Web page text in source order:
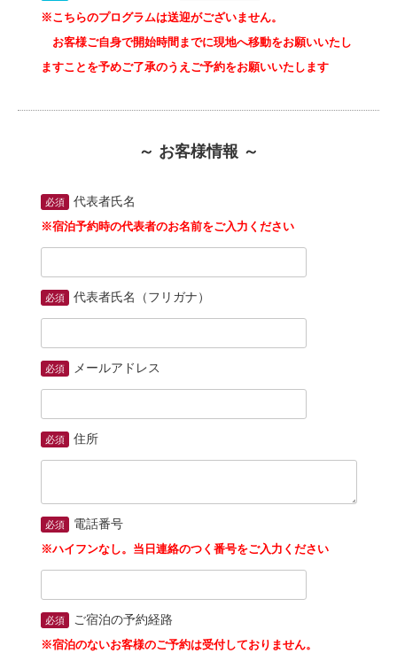
※こちらのプログラムは送迎がございません。
お客様ご自身で開始時間までに現地へ移動をお願いいたし
ますことを予めご了承のうえご予約をお願いいたします
～ お客様情報 ～
必須
代表者氏名
※宿泊予約時の代表者のお名前をご入力ください
必須 代表者氏名（フリガナ）
必須 メールアドレス
必須 住所
必須
電話番号
※ハイフンなし。当日連絡のつく番号をご入力ください
必須
ご宿泊の予約経路
※宿泊のないお客様のご予約は受付しておりません。